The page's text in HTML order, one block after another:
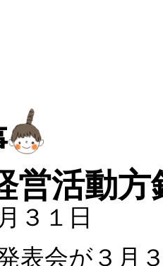
営活動方
３１日
表会が３月